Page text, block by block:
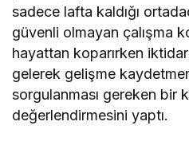
sadece lafta kaldığı
güvenli olmayan çalışma
hayattan koparırken
gelerek gelişme
sorgulanması gereken bir
değerlendirmesini yaptı.